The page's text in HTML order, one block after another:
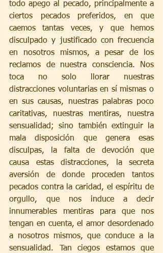
todo apego al pecado, principalmente a
ciertos pecados preferidos, en que
caemos tantas veces, y que hemos
disculpado y justificado con frecuencia
en nosotros mismos, a pesar de los
reclamos de nuestra consciencia. Nos
toca no solo llorar nuestras
distracciones voluntarias en sí mismas o
en sus causas, nuestras palabras poco
caritativas, nuestras mentiras, nuestra
sensualidad; sino también extinguir la
mala disposición que genera esas
disculpas, la falta de devoción que
causa estas distracciones, la secreta
aversión de donde proceden tantos
pecados contra la caridad, el espíritu de
orgullo, que nos induce a decir
innumerables mentiras para que nos
tengan en cuenta, el amor desordenado
a nosotros mismos, que conduce a la
sensualidad. Tan ciegos estamos que